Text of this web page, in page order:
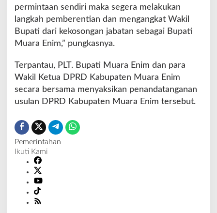
permintaan sendiri maka segera melakukan
langkah pemberentian dan mengangkat Wakil
Bupati dari kekosongan jabatan sebagai Bupati
Muara Enim,” pungkasnya.
Terpantau, PLT. Bupati Muara Enim dan para
Wakil Ketua DPRD Kabupaten Muara Enim
secara bersama menyaksikan penandatanganan
usulan DPRD Kabupaten Muara Enim tersebut.
Pemerintahan
Ikuti Kami